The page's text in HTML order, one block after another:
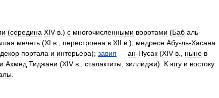
(середина XIV в .) с многочисленными воротами (Баб аль-
мечеть (XI в перестроена в XII в .); медресе Абу-ль-Хасана
декор портала и интерьера); завия — ан-Нусак (XIV в ныне в
Ахмед Тиджани (XIV в сталактиты зиллиджи). К югу и востоку